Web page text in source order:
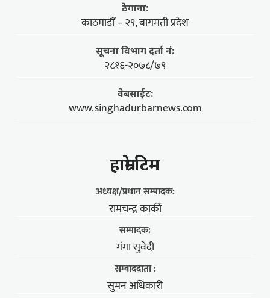
ठेगाना:
काठमाडौँ – २९, बागमती प्रदेश
सूचना विभाग दर्ता नं:
२८१६-२०७८/७९
वेबसाईट:
www.singhadurbarnews.com
हाम्राे टिम
अध्यक्ष/प्रधान सम्पादक:
रामचन्द्र कार्की
सम्पादक:
गंगा सुवेदी
सम्वाददाता :
सुमन अधिकारी